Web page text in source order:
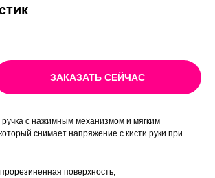
ЗАКАЗАТЬ СЕЙЧАС
с нажимным механизмом и мягким
снимает напряжение с кисти руки при
поверхность,